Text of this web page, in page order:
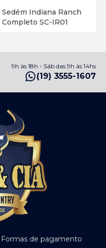
Sedém Indiana Ranch
Completo SC-IR01
9h às 18h - Sáb das 9h às 14hs
(19) 3555-1607
Formas de pagamento